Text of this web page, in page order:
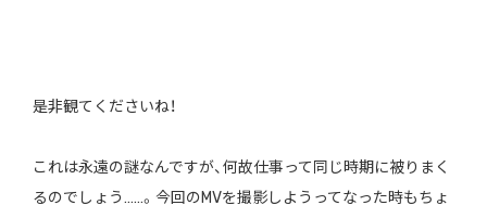
是非観てくださいね！
これは永遠の謎なんですが、何故仕事って同じ時期に被りまく
るのでしょう……。今回のMVを撮影しようってなった時もちょ